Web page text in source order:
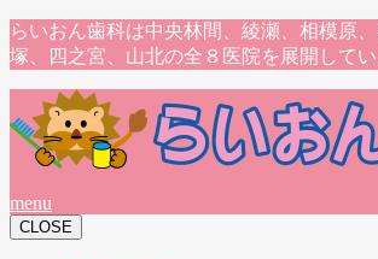
らいおん歯科は中央林間、綾瀬、相模原
塚、四之宮、山北の全８医院を展開してい
menu
CLOSE